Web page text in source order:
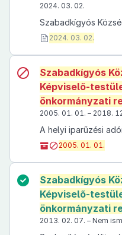
2024. 03. 02.
Szabadkígyós
2024. 03. 02.
Szabadkígyós
Képviselő-
önkormányzati
2005. 01. 01. – 2018.
A helyi iparűzési
2005. 01. 01.
Szabadkígyós
Képviselő-
önkormányzati
2013. 02. 07. – Nem